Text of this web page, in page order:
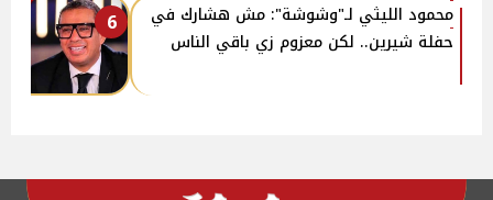
6
محمود الليثي لـ"وشوشة": مش هشارك في
حفلة شيرين.. لكن معزوم زي باقي الناس